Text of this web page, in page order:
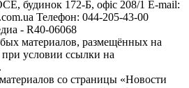
будинок 172-Б, офіс 208/1 E-mail:
Телефон: 044-205-43-00
- R40-06068
материалов, размещённых на
при условии ссылки на
со страницы «Новости